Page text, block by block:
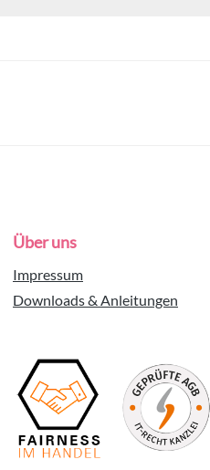
Über uns
Impressum
Downloads & Anleitungen